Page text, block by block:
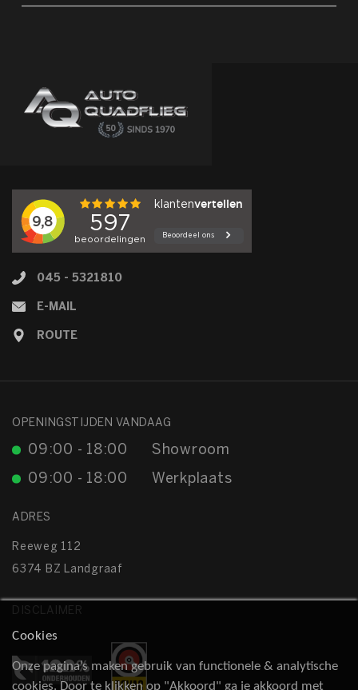
045 - 5321810
E-MAIL
ROUTE
OPENINGSTIJDEN VANDAAG
Showroom
09:00 - 18:00
Werkplaats
09:00 - 18:00
ADRES
Reeweg 112
6374 BZ Landgraaf
DISCLAIMER
Cookies
Onze pagina’s maken gebruik van functionele & analytische
cookies. Door te klikken op "Akkoord" ga je akkoord met